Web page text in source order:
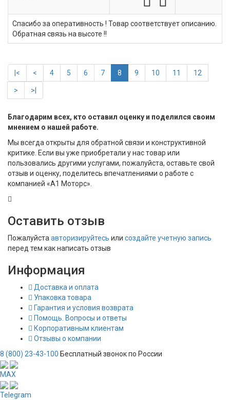
Спасибо за оперативность ! Товар соответствует описанию.
Обратная связь на высоте !!
|< < 4 5 6 7 8 9 10 11 12
> >|
Благодарим всех, кто оставил оценку и поделился своим
мнением о нашей работе.
Мы всегда открыты для обратной связи и конструктивной
критике. Если вы уже приобретали у нас товар или
пользовались другими услугами, пожалуйста, оставьте свой
отзыв и оценку, поделитесь впечатлениями о работе с
компанией «А1 Моторс».
Оставить отзыв
Пожалуйста авторизируйтесь или создайте учетную запись
перед тем как написать отзыв
Информация
Доставка и оплата
Упаковка товара
Гарантия и условия возврата
Помощь. Вопросы и ответы
Корпоративным клиентам
Отзывы о компании
8 (800) 23-43-100 Бесплатный звонок по России
MAX
Telegram